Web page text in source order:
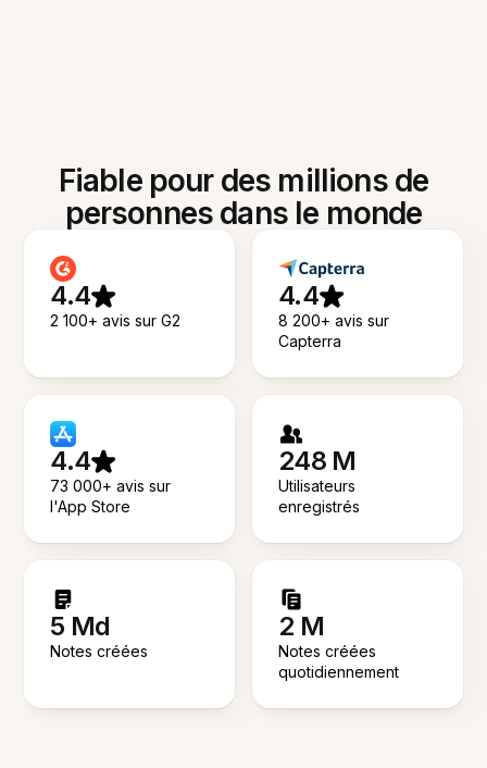
Fiable pour des millions de
personnes dans le monde
4.4
2 100+ avis sur G2
4.4
8 200+ avis sur
Capterra
4.4
73 000+ avis sur
l'App Store
248 M
Utilisateurs
enregistrés
5 Md
Notes créées
2 M
Notes créées
quotidiennement